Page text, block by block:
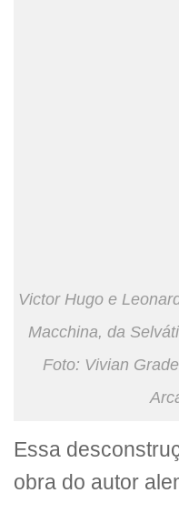
Victor Hugo e
Macchina, da
Foto: Vivian
Essa
obra do autor